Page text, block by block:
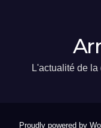
L'actualité de
Proudly powered by